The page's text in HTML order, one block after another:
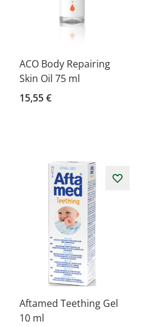
ACO Body Repairing
Skin Oil 75 ml
15,55 €
Aftamed Teething Gel
10 ml